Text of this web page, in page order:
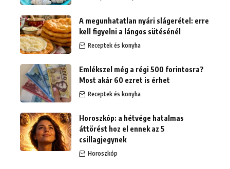
A megunhatatlan nyári slágerétel: erre
kell figyelni a lángos sütésénél
Receptek és konyha
Emlékszel még a régi 500 forintosra?
Most akár 60 ezret is érhet
Receptek és konyha
Horoszkóp: a hétvége hatalmas
áttörést hoz el ennek az 5
csillagjegynek
Horoszkóp